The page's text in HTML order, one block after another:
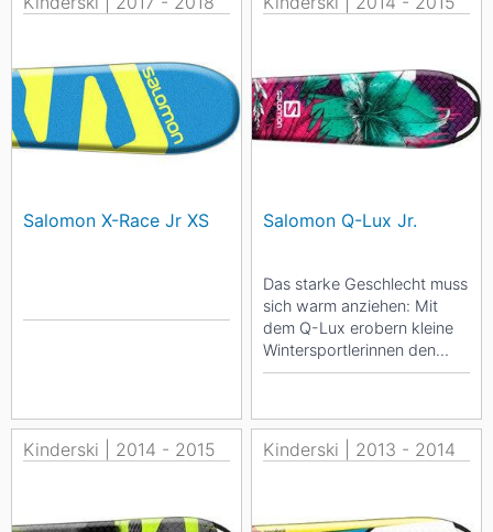
Salomon X-Race Jr XS Salomon Q-Lux Jr.
Das starke Geschlecht muss
sich warm anziehen: Mit
dem Q-Lux erobern kleine
Wintersportlerinnen den
ganzen Berg. Der Ski gibt
Kinderski | 2014 - 2015 Kinderski | 2013 - 2014